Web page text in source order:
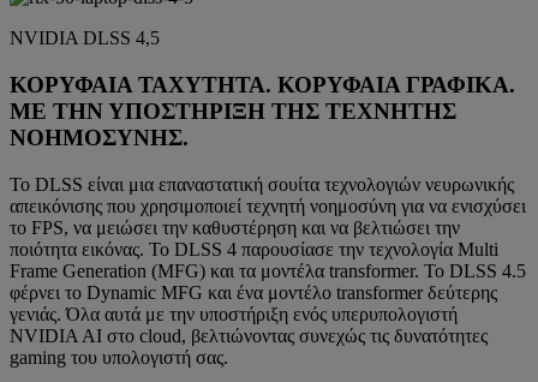
NVIDIA DLSS 4,5
ΚΟΡΥΦΑΙΑ ΤΑΧΥΤΗΤΑ. ΚΟΡΥΦΑΙΑ ΓΡΑΦΙΚΑ.
ΜΕ ΤΗΝ ΥΠΟΣΤΗΡΙΞΗ ΤΗΣ ΤΕΧΝΗΤΗΣ
ΝΟΗΜΟΣΥΝΗΣ.
Το DLSS είναι μια επαναστατική σουίτα τεχνολογιών νευρωνικής
απεικόνισης που χρησιμοποιεί τεχνητή νοημοσύνη για να ενισχύσει
το FPS, να μειώσει την καθυστέρηση και να βελτιώσει την
ποιότητα εικόνας. Το DLSS 4 παρουσίασε την τεχνολογία Multi
Frame Generation (MFG) και τα μοντέλα transformer. Το DLSS 4.5
φέρνει το Dynamic MFG και ένα μοντέλο transformer δεύτερης
γενιάς. Όλα αυτά με την υποστήριξη ενός υπερυπολογιστή
NVIDIA AI στο cloud, βελτιώνοντας συνεχώς τις δυνατότητες
gaming του υπολογιστή σας.